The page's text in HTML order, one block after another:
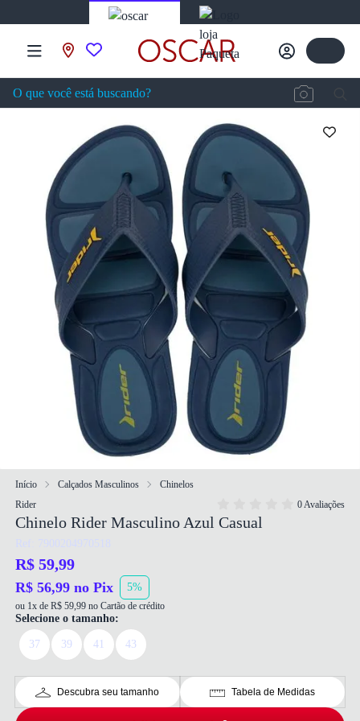
Início Calçados Masculinos
Chinelos
Rider
0 Avaliações
Chinelo Rider Masculino Azul Casual
Ref: 7900204970518
R$ 59,99
R$ 56,99 no Pix 5%
ou 1x de R$ 59,99 no Cartão de crédito
Selecione o tamanho:
37 39 41 43
Descubra seu tamanho Tabela de Medidas